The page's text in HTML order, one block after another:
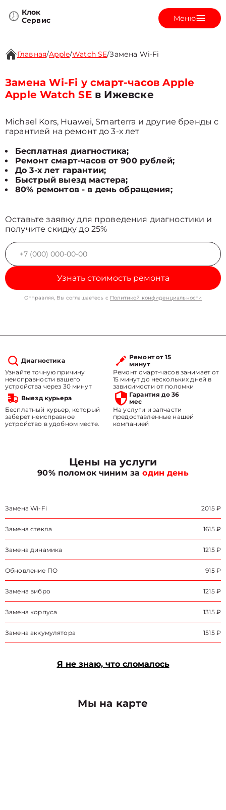
Клок
Сервис
Меню
Главная/Apple/Watch SE/Замена Wi-Fi
Замена Wi-Fi у смарт-часов Apple
Apple Watch SEв Ижевске
Michael Kors, Huawei, Smarterra и другие бренды с
гарантией на ремонт до 3-х лет
Бесплатная диагностика;
Ремонт смарт-часов от 900 рублей;
До 3-х лет гарантии;
Быстрый выезд мастера;
80% ремонтов - в день обращения;
Оставьте заявку для проведения диагностики и
получите скидку до 25%
Узнать стоимость ремонта
Отправляя, Вы соглашаетесь с Политикой конфиденциальности
Диагностика
Узнайте точную причину
неисправности вашего
устройства через 30 минут
Ремонт от 15
минут
Ремонт смарт-часов занимает от
15 минут до нескольких дней в
зависимости от поломки
Выезд курьера
Бесплатный курьер, который
заберет неисправное
устройство в удобном месте.
Гарантия до 36
мес
На услуги и запчасти
предоставленные нашей
компанией
Цены на услуги
90% поломок чиним заодин день
Замена Wi-Fi 2015 ₽
Замена стекла 1615 ₽
Замена динамика 1215 ₽
Обновление ПО 915 ₽
Замена вибро 1215 ₽
Замена корпуса 1315 ₽
Замена аккумулятора 1515 ₽
Я не знаю, что сломалось
Мы на карте